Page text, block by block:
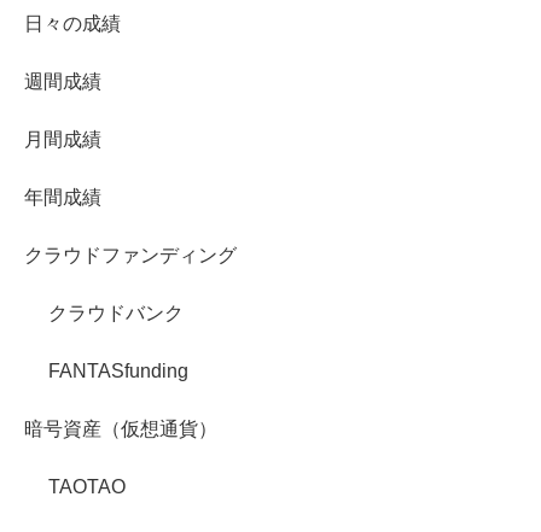
日々の成績
週間成績
月間成績
年間成績
クラウドファンディング
クラウドバンク
FANTASfunding
暗号資産（仮想通貨）
TAOTAO